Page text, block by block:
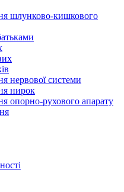
шлунково-кишкового
нервової системи
нирок
опорно-рухового апарату